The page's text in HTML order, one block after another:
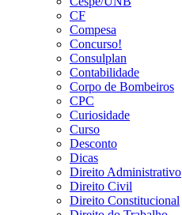
CF
Compesa
Concurso!
Consulplan
Contabilidade
Corpo de Bombeiros
CPC
Curiosidade
Curso
Desconto
Dicas
Direito Administrativo
Direito Civil
Direito Constitucional